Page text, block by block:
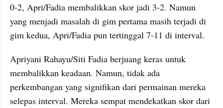
0-2, Apri/Fadia membalikkan skor jadi 3-2. Namun
yang menjadi masalah di gim pertama masih terjadi di
gim kedua, Apri/Fadia pun tertinggal 7-11 di interval.
Apriyani Rahayu/Siti Fadia berjuang keras untuk
membalikkan keadaan. Namun, tidak ada
perkembangan yang signifikan dari permainan mereka
selepas interval. Mereka sempat mendekatkan skor dari